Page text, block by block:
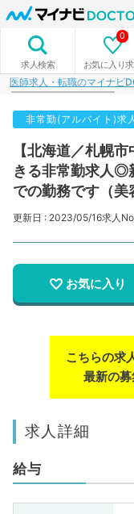
求人検索 お気に入り
0
医師求人・転職のマイナビ
非常勤(アルバイト)求
【北海道／札幌
きる非常勤求人◎
での勤務です（美
更新日 : 2023/05/16求人
お気に入り
こちらの求
最新の募
求人詳細
給与